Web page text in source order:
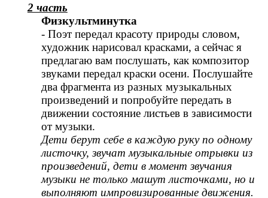
2 часть
Физкультминутка
- Поэт передал красоту природы словом,
художник нарисовал красками, а сейчас я
предлагаю вам послушать, как композитор
звуками передал краски осени. Послушайте
два фрагмента из разных музыкальных
произведений и попробуйте передать в
движении состояние листьев в зависимости
от музыки.
Дети берут себе в каждую руку по одному
листочку, звучат музыкальные отрывки из
произведений, дети в момент звучания
музыки не только машут листочками, но и
выполняют импровизированные движения.